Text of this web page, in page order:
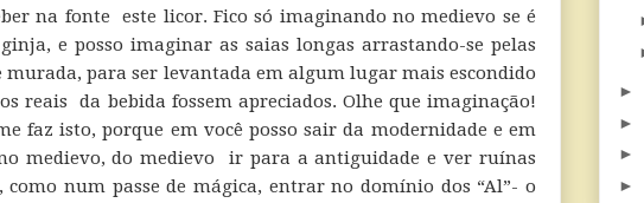
na fonte este licor. Fico só imaginando no medievo se é
e posso imaginar as saias longas arrastando-se pelas
murada, para ser levantada em algum lugar mais escondido
reais da bebida fossem apreciados. Olhe que imaginação!
faz isto, porque em você posso sair da modernidade e em
medievo, do medievo ir para a antiguidade e ver ruínas
como num passe de mágica, entrar no domínio dos “Al”- o
►
►
►
►